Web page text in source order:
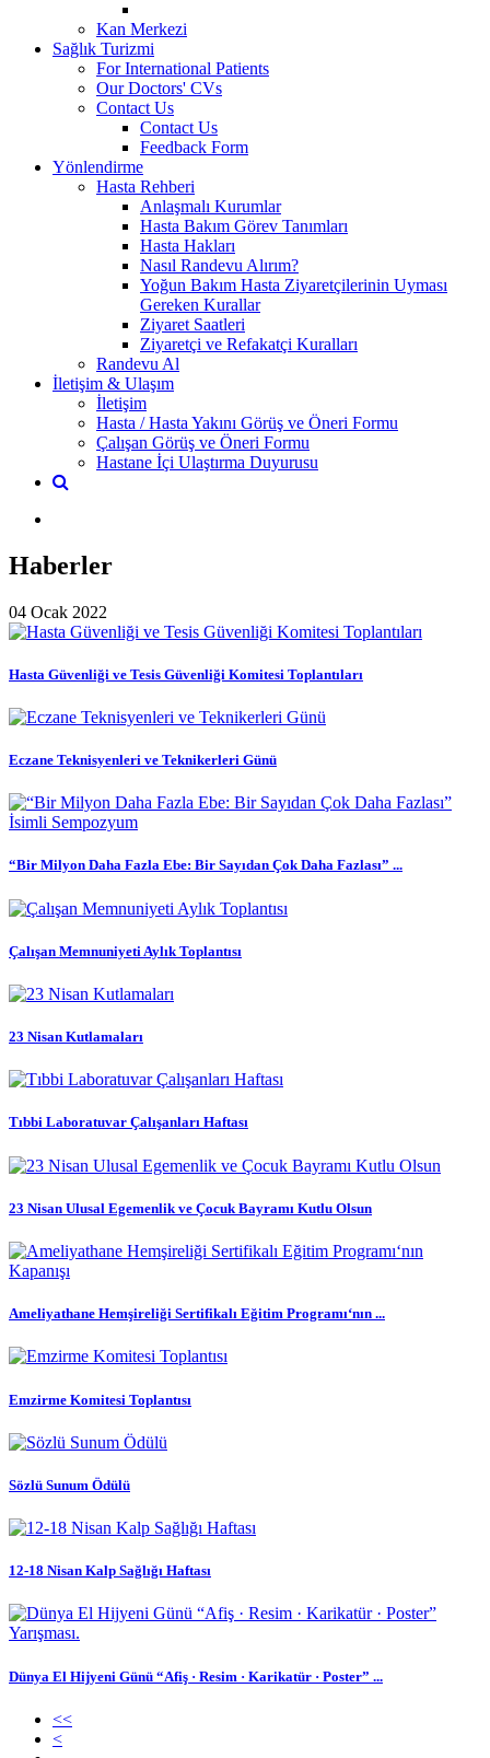
Kan Merkezi
Sağlık Turizmi
For International Patients
Our Doctors' CVs
Contact Us
Contact Us
Feedback Form
Yönlendirme
Hasta Rehberi
Anlaşmalı Kurumlar
Hasta Bakım Görev Tanımları
Hasta Hakları
Nasıl Randevu Alırım?
Yoğun Bakım Hasta Ziyaretçilerinin Uyması
Gereken Kurallar
Ziyaret Saatleri
Ziyaretçi ve Refakatçi Kuralları
Randevu Al
İletişim & Ulaşım
İletişim
Hasta / Hasta Yakını Görüş ve Öneri Formu
Çalışan Görüş ve Öneri Formu
Hastane İçi Ulaştırma Duyurusu
Haberler
04 Ocak 2022
Hasta Güvenliği ve Tesis Güvenliği Komitesi Toplantıları
Eczane Teknisyenleri ve Teknikerleri Günü
“Bir Milyon Daha Fazla Ebe: Bir Sayıdan Çok Daha Fazlası” ...
Çalışan Memnuniyeti Aylık Toplantısı
23 Nisan Kutlamaları
Tıbbi Laboratuvar Çalışanları Haftası
23 Nisan Ulusal Egemenlik ve Çocuk Bayramı Kutlu Olsun
Ameliyathane Hemşireliği Sertifikalı Eğitim Programı‘nın ...
Emzirme Komitesi Toplantısı
Sözlü Sunum Ödülü
12-18 Nisan Kalp Sağlığı Haftası
Dünya El Hijyeni Günü “Afiş · Resim · Karikatür · Poster” ...
<<
<